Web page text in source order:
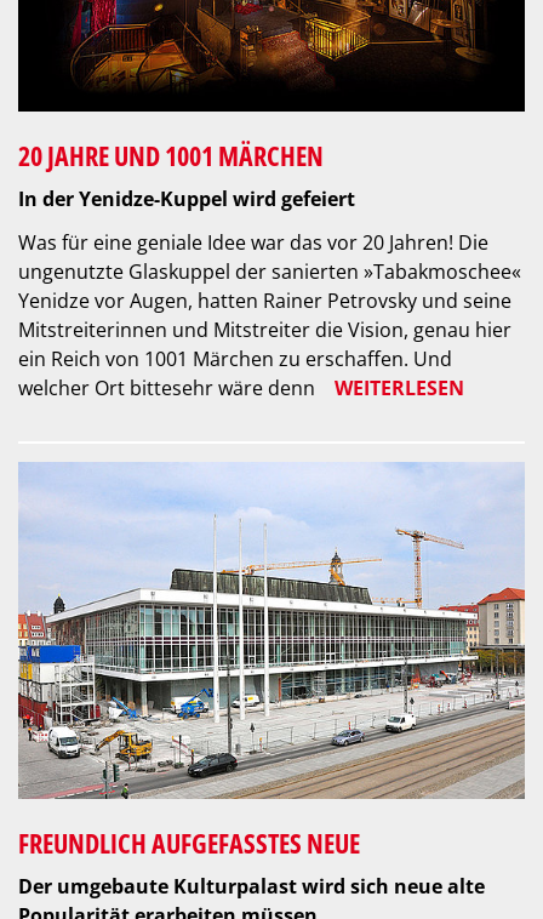
20 JAHRE UND 1001 MÄRCHEN
In der Yenidze-Kuppel wird gefeiert
Was für eine geniale Idee war das vor 20 Jahren! Die
ungenutzte Glaskuppel der sanierten »Tabakmoschee«
Yenidze vor Augen, hatten Rainer Petrovsky und seine
Mitstreiterinnen und Mitstreiter die Vision, genau hier
ein Reich von 1001 Märchen zu erschaffen. Und
welcher Ort bittesehr wäre denn
WEITERLESEN
FREUNDLICH AUFGEFASSTES NEUE
Der umgebaute Kulturpalast wird sich neue alte